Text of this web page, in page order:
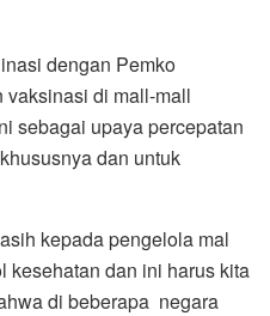
dengan Pemko
vaksinasi di mall-mall
sebagai upaya percepatan
dan untuk
kepada pengelola mal
kesehatan dan ini harus kita
di beberapa negara